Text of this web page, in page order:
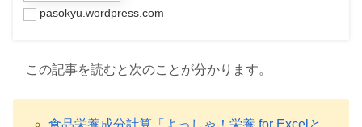
pasokyu.wordpress.com
この記事を読むと次のことが分かります。